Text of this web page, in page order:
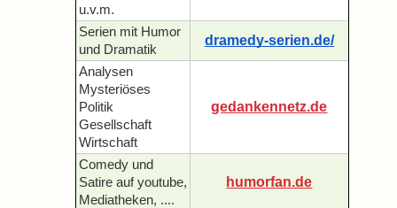
u.v.m.
Serien mit Humor
und Dramatik
dramedy-serien.de/
Analysen
Mysteriöses
Politik
Gesellschaft
Wirtschaft
gedankennetz.de
Comedy und
Satire auf youtube,
Mediatheken, ....
humorfan.de